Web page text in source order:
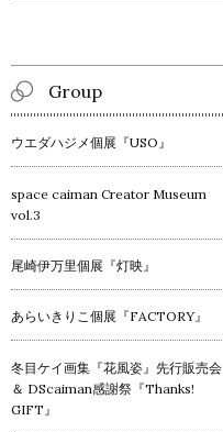
Group
ウエダハジメ個展『USO』
space caiman Creator Museum
vol.3
尾崎伊万里個展『灯映』
あらいきりこ個展『FACTORY』
冬目ケイ画集『花風姿』先行販売会
＆ DScaiman感謝祭『Thanks!
GIFT』